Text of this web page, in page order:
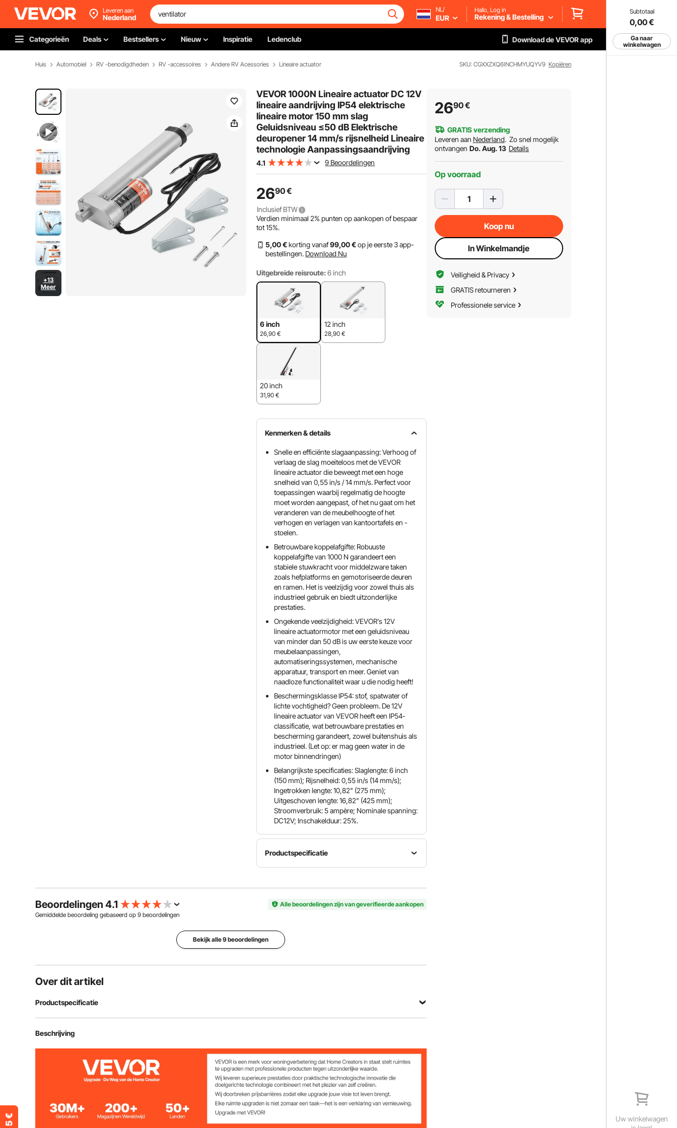
Subtotaal
0,00€
Ga naar
winkelwagen
Uw winkelwagen
Leveren aan
Nederland
NL/
EUR
Hallo, Log in
Rekening & Bestelling
Categorieën Deals Bestsellers Nieuw Inspiratie Ledenclub Download de VEVOR app
Huis Automobiel RV -benodigdheden RV -accessoires Andere RV Acessories Lineaire actuator SKU: CGXXZXQ6INCHMYUQYV9 Kopiëren
+13
Meer
VEVOR 1000N Lineaire actuator DC 12V
lineaire aandrijving IP54 elektrische
lineaire motor 150 mm slag
Geluidsniveau ≤50 dB Elektrische
deuropener 14 mm/s rijsnelheid Lineaire
technologie Aanpassingsaandrijving
4.1 9 Beoordelingen
2690€
Inclusief BTW
Verdien minimaal2% punten op aankopen of bespaar
tot15%.
5,00 €korting vanaf99,00 €op je eerste 3 app-
bestellingen. Download Nu
Uitgebreide reisroute: 6 inch
6 inch
26,90 €
12 inch
28,90 €
20 inch
31,90 €
Kenmerken & details
Snelle en efficiënte slagaanpassing: Verhoog of
verlaag de slag moeiteloos met de VEVOR
lineaire actuator die beweegt met een hoge
snelheid van 0,55 in/s / 14 mm/s. Perfect voor
toepassingen waarbij regelmatig de hoogte
moet worden aangepast, of het nu gaat om het
veranderen van de meubelhoogte of het
verhogen en verlagen van kantoortafels en -
stoelen.
Betrouwbare koppelafgifte: Robuuste
koppelafgifte van 1000 N garandeert een
stabiele stuwkracht voor middelzware taken
zoals hefplatforms en gemotoriseerde deuren
en ramen. Het is veelzijdig voor zowel thuis als
industrieel gebruik en biedt uitzonderlijke
prestaties.
Ongekende veelzijdigheid: VEVOR's 12V
lineaire actuatormotor met een geluidsniveau
van minder dan 50 dB is uw eerste keuze voor
meubelaanpassingen,
automatiseringssystemen, mechanische
apparatuur, transport en meer. Geniet van
naadloze functionaliteit waar u die nodig heeft!
Beschermingsklasse IP54: stof, spatwater of
lichte vochtigheid? Geen probleem. De 12V
lineaire actuator van VEVOR heeft een IP54-
classificatie, wat betrouwbare prestaties en
bescherming garandeert, zowel buitenshuis als
industrieel. (Let op: er mag geen water in de
motor binnendringen)
Belangrijkste specificaties: Slaglengte: 6 inch
(150 mm); Rijsnelheid: 0,55 in/s (14 mm/s);
Ingetrokken lengte: 10,82" (275 mm);
Uitgeschoven lengte: 16,82" (425 mm);
Stroomverbruik: 5 ampère; Nominale spanning:
DC12V; Inschakelduur: 25%.
Productspecificatie
OK648-
1000N
spanning
DC 12V
belasting/bedieningskracht
1000 N
Rijsnelheid
> 0,55
inch/s / >
Beoordelingen 4.1
Alle beoordelingen zijn van geverifieerde aankopen
Gemiddelde beoordeling gebaseerd op 9 beoordelingen
Bekijk alle 9 beoordelingen
Over dit artikel
Productspecificatie
Artikelmodelnummer
Nominale spanning
220 lbs / 1000 N
Rijsnelheid > 0,55 inch/s / > 14 mm/s
Beschrijving
2690€
GRATIS verzending
Leveren aan Nederland. Zo snel mogelijk
ontvangen Do. Aug. 13 Details
Op voorraad
Koop nu
In Winkelmandje
Veiligheid & Privacy
GRATIS retourneren
Professionele service